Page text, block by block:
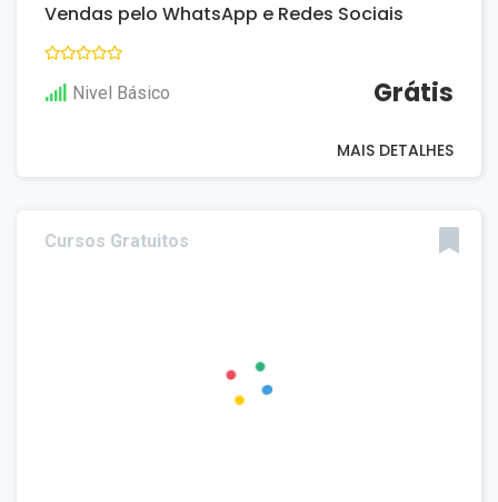
Vendas pelo WhatsApp e Redes Sociais
Nivel Básico Grátis
MAIS DETALHES
Cursos Gratuitos